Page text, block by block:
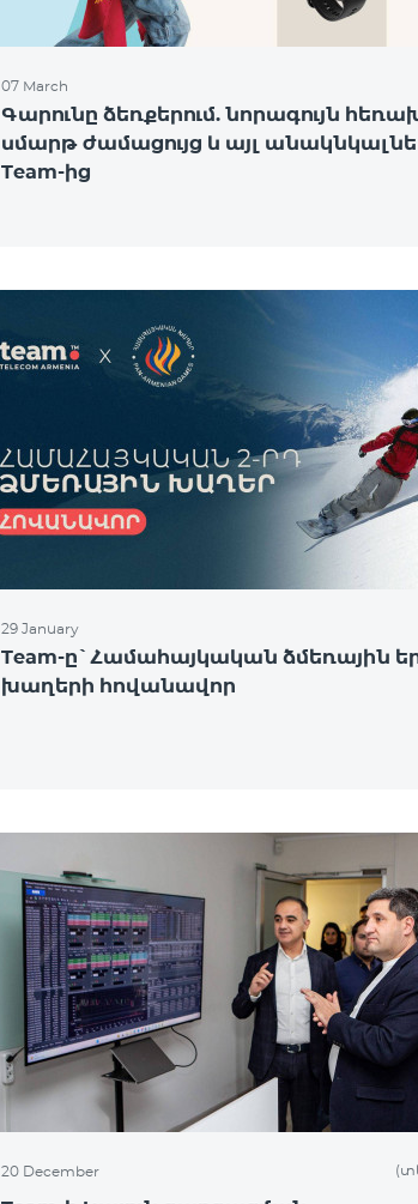
07 March
Գարունը ձեռքերում. նորագույն
սմարթ ժամացույց և այլ
Team-ից
29 January
Team-ը`Համահայկական ձմեռային
խաղերի հովանավոր
20 December